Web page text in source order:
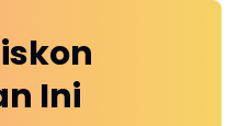
Ini